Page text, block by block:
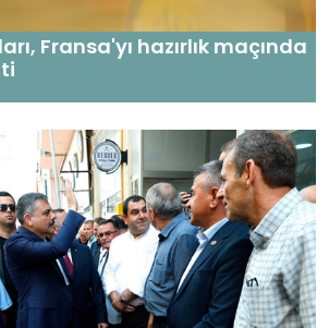
Fransa'yı hazırlık maçında